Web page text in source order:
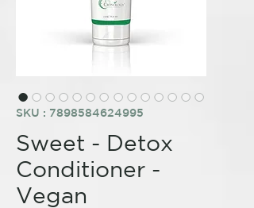
SKU : 7898584624995
Sweet - Detox
Conditioner -
Vegan